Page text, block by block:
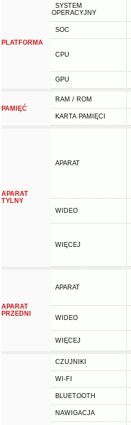
PLATFORMA
SYSTEM
OPERACYJNY
SOC
CPU
GPU
PAMIĘĆ
RAM / ROM
KARTA PAMIĘCI
APARAT
TYLNY
APARAT
WIDEO
WIĘCEJ
APARAT
PRZEDNI
APARAT
WIDEO
WIĘCEJ
CZUJNIKI
WI-FI
BLUETOOTH
NAWIGACJA